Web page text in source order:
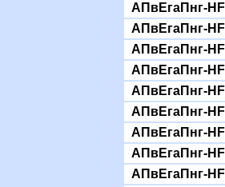
АПвЕгаПнг-
АПвЕгаПнг-
АПвЕгаПнг-
АПвЕгаПнг-
АПвЕгаПнг-
АПвЕгаПнг-
АПвЕгаПнг-
АПвЕгаПнг-
АПвЕгаПнг-